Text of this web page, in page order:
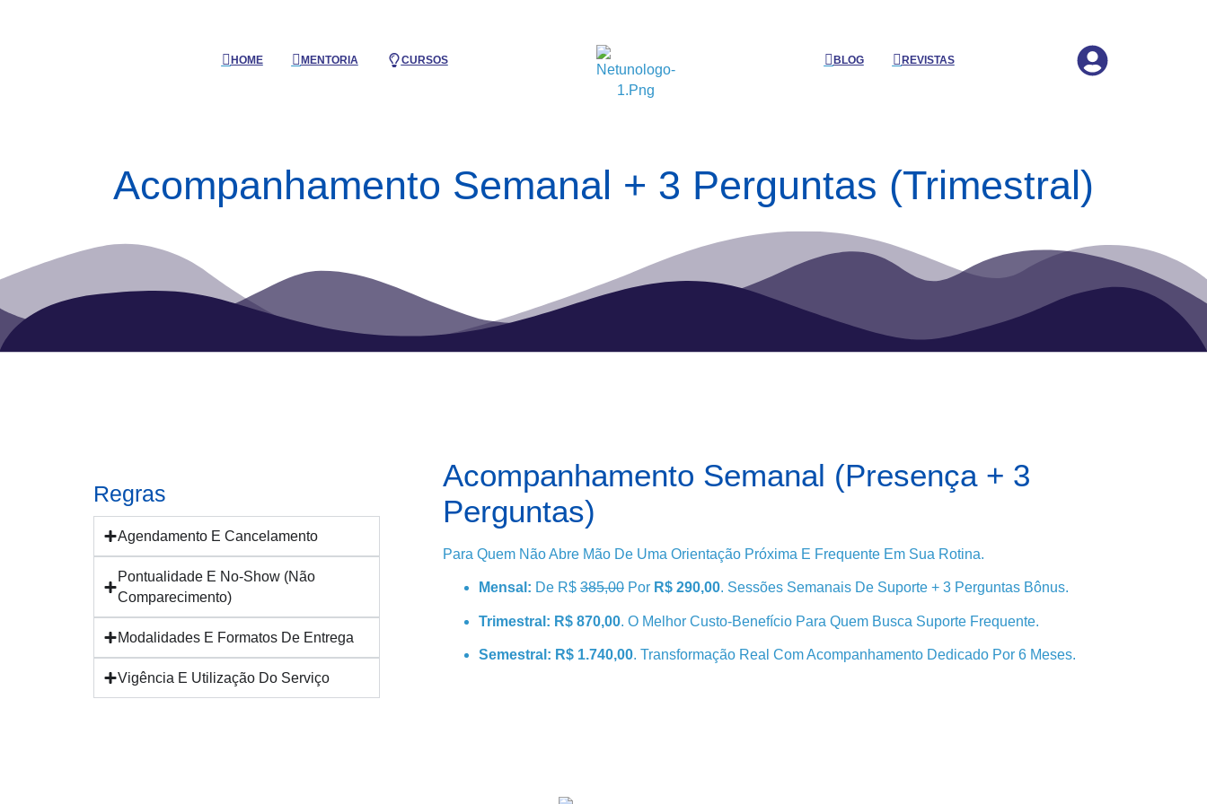
HOME MENTORIA CURSOS BLOG REVISTAS
Acompanhamento Semanal + 3 Perguntas (Trimestral)
Regras
Agendamento E Cancelamento
Pontualidade E No-Show (Não
Comparecimento)
Modalidades E Formatos De Entrega
Vigência E Utilização Do Serviço
Acompanhamento Semanal (Presença + 3
Perguntas)
Para Quem Não Abre Mão De Uma Orientação Próxima E Frequente Em Sua Rotina.
Mensal: De R$ 385,00Por R$ 290,00. Sessões Semanais De Suporte + 3 Perguntas Bônus.
Trimestral: R$ 870,00. O Melhor Custo-Benefício Para Quem Busca Suporte Frequente.
Semestral: R$ 1.740,00. Transformação Real Com Acompanhamento Dedicado Por 6 Meses.